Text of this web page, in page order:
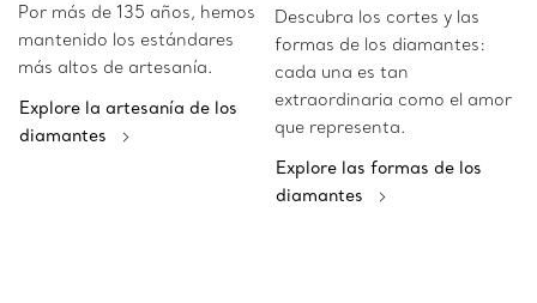
Por más de 135 años, hemos
mantenido los estándares
más altos de artesanía.
Explore la artesanía de los
diamantes
Descubra los cortes y las
formas de los diamantes:
cada una es tan
extraordinaria como el amor
que representa.
Explore las formas de los
diamantes